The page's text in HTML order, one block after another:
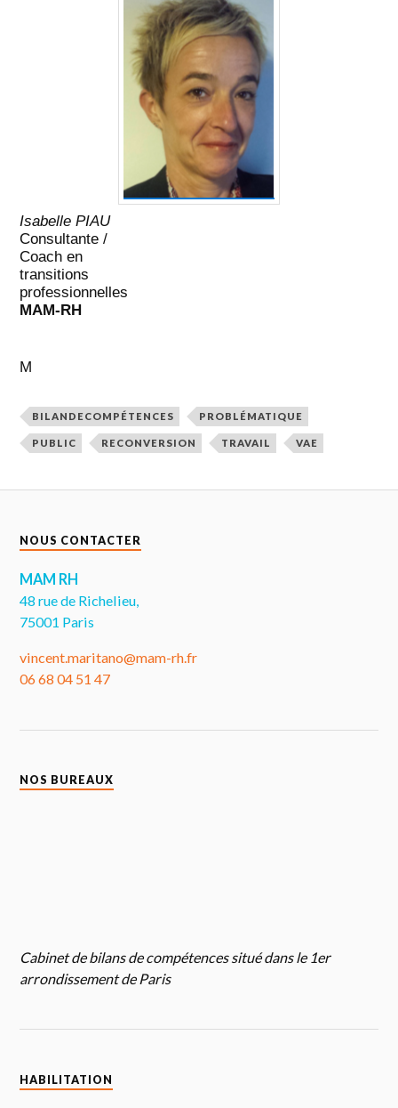
Isabelle PIAU
Consultante /
Coach en
transitions
professionnelles
MAM-RH
M
BILANDECOMPÉTENCES PROBLÉMATIQUE
PUBLIC RECONVERSION TRAVAIL VAE
NOUS CONTACTER
MAM RH
48 rue de Richelieu,
75001 Paris
vincent.maritano@mam-rh.fr
06 68 04 51 47
NOS BUREAUX
Cabinet de bilans de compétences situé dans le 1er
arrondissement de Paris
HABILITATION